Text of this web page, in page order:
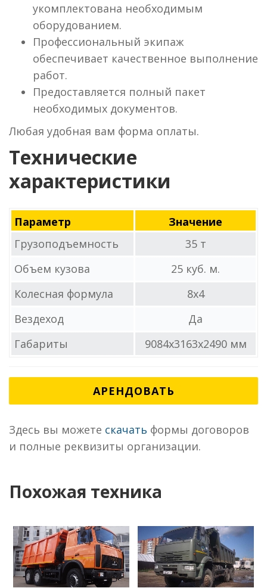
укомплектована необходимым
оборудованием.
Профессиональный экипаж
обеспечивает качественное выполнение
работ.
Предоставляется полный пакет
необходимых документов.
Любая удобная вам форма оплаты.
Технические
характеристики
Параметр
Значение
Грузоподъемность
35 т
Объем кузова
25 куб. м.
Колесная формула
8x4
Вездеход
Да
Габариты
9084x3163x2490 мм
АРЕНДОВАТЬ
Здесь вы можете скачать формы договоров
и полные реквизиты организации.
Похожая техника